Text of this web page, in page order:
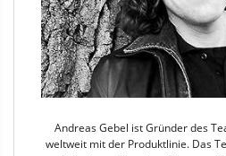
Andreas Gebel ist Gründer des
weltweit mit der Produktlinie. Das